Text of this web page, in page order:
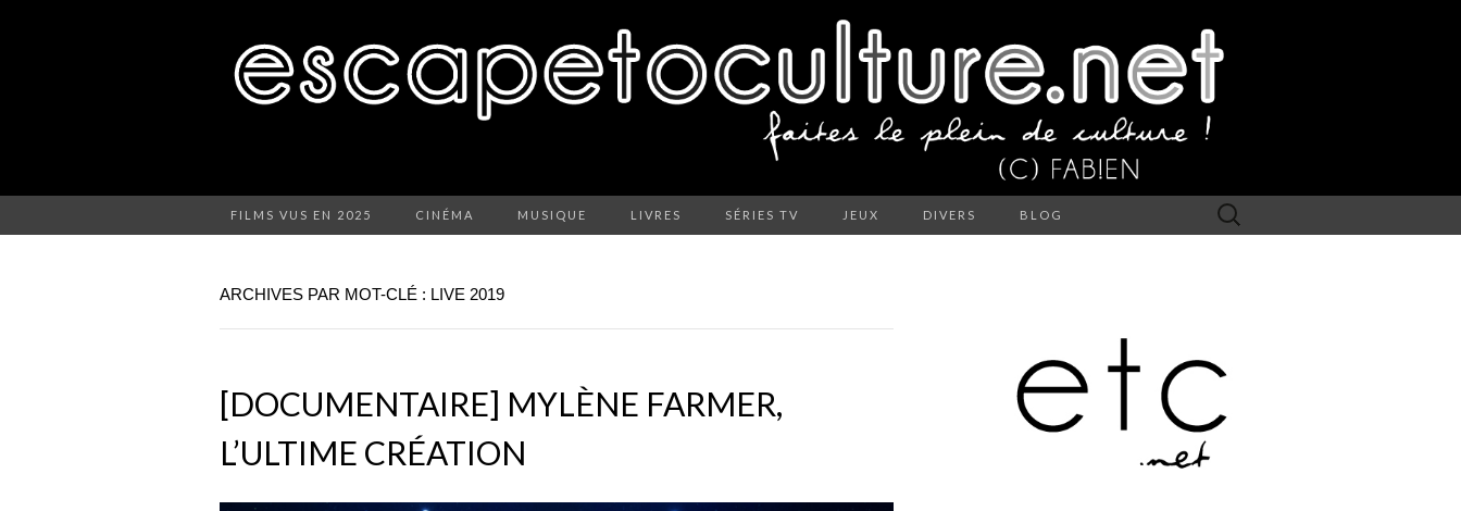
FILMS VUS EN 2025 CINÉMA MUSIQUE LIVRES SÉRIES TV JEUX DIVERS BLOG Rechercher :
ARCHIVES PAR MOT-CLÉ : LIVE 2019
[DOCUMENTAIRE] MYLÈNE FARMER,
L’ULTIME CRÉATION